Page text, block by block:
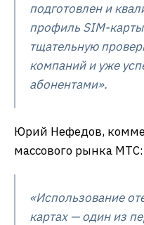
подготовлен и
профиль SIM-
тщательную
компаний и уже
абонентами».
Юрий Нефедов,
массового рынка МТС:
«Использование
картах — один из